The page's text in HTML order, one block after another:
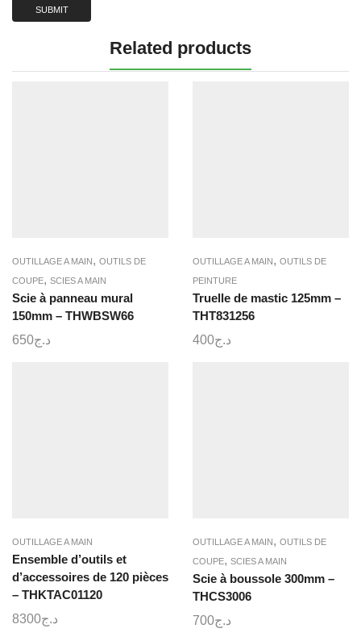
Related products
OUTILLAGE A MAIN, OUTILS DE
COUPE, SCIES A MAIN
Scie à panneau mural
150mm – THWBSW66
د.ج650
OUTILLAGE A MAIN, OUTILS DE
PEINTURE
Truelle de mastic 125mm –
THT831256
د.ج400
OUTILLAGE A MAIN
Ensemble d’outils et
d’accessoires de 120 pièces
– THKTAC01120
د.ج8300
OUTILLAGE A MAIN, OUTILS DE
COUPE, SCIES A MAIN
Scie à boussole 300mm –
THCS3006
د.ج700